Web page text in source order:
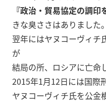
『政治・貿易協定の調印
きな臭ささはありました。
翌年にはヤヌコーヴィチ
が
結局の所、ロシアに亡命
2015年1月12日には国際
ヤヌコーヴィチ氏を公金